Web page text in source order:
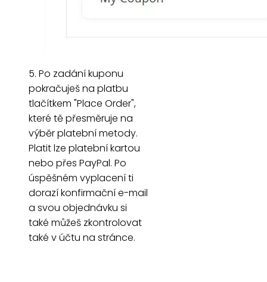
5. Po zadání kuponu
pokračuješ na platbu
tlačítkem "Place Order",
které tě přesměruje na
výběr platební metody.
Platit lze platební kartou
nebo přes PayPal. Po
úspěšném vyplacení ti
dorazí konfirmační e-mail
a svou objednávku si
také můžeš zkontrolovat
také v účtu na stránce.